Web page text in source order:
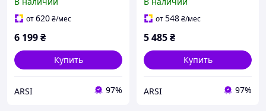
600x400 FullMotion Scissor
Arms (118126)
от620₴/мес
6 199₴
Купить
ARSI 97%
LCD/LED Vesa 400x400
(118060)
от548₴/мес
5 485₴
Купить
ARSI 97%